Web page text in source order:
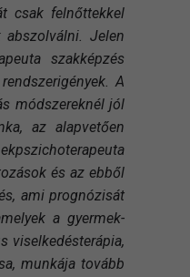
csak felnőttekkel
abszolválni. Jelen
szakképzés
A
módszereknél jól
az alapvetően
és az ebből
ami prognózisát
a gyermek-
viselkedésterápia,
munkája tovább